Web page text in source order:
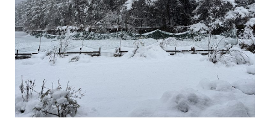
《BESS藤沢 ユーザー暮らし紹介》小田原市にWONDER DEVICE
を建築されたKさんご家族。「ぴったりな家があるよ」とご友人に紹
介され
...続きを読む